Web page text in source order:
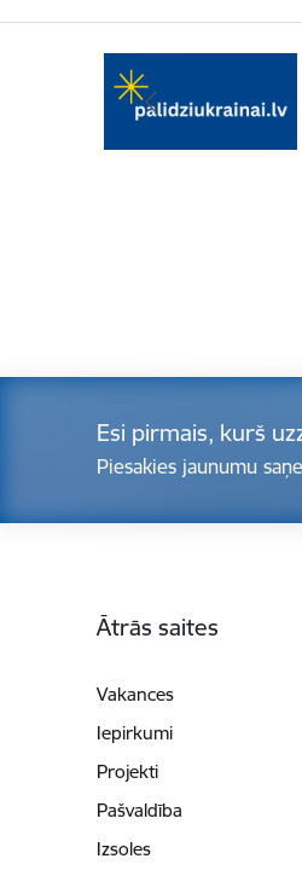
Esi pirmais, kurš
Piesakies jaunumu
Ātrās saites
Vakances
Iepirkumi
Projekti
Pašvaldība
Izsoles